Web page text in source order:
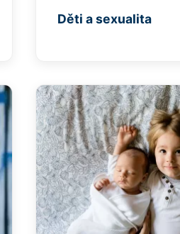
Děti a sexualita